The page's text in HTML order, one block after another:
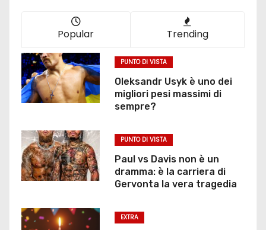
Popular Trending
PUNTO DI VISTA
Oleksandr Usyk è uno dei
migliori pesi massimi di
sempre?
PUNTO DI VISTA
Paul vs Davis non è un
dramma: è la carriera di
Gervonta la vera tragedia
EXTRA